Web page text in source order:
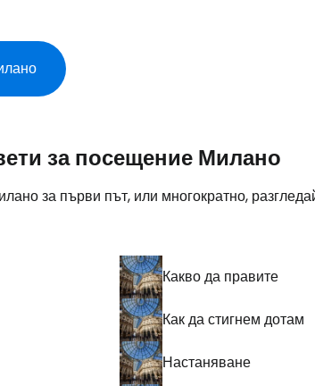
за посещение Милано
за първи път, или многократно,
Какво да правите
Как да стигнем дотам
Настаняване